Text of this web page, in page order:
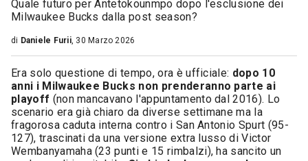
Quale futuro per Antetokounmpo dopo l'esclusione dei
Milwaukee Bucks dalla post season?
di Daniele Furii, 30 Marzo 2026
Era solo questione di tempo, ora è ufficiale: dopo 10
anni i Milwaukee Bucks non prenderanno parte ai
playoff (non mancavano l'appuntamento dal 2016). Lo
scenario era già chiaro da diverse settimane ma la
fragorosa caduta interna contro i San Antonio Spurt (95-
127), trascinati da una versione extra lusso di Victor
Wembanyamaha (23 punti e 15 rimbalzi), ha sancito un